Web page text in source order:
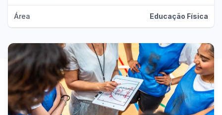
Área Educação Física